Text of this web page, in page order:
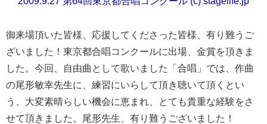
御来場頂いた皆様、応援してくださった皆様、有り難うご
ざいました！東京都合唱コンクールに出場、金賞を頂きま
した。今回、自由曲として歌いました「合唱」では、作曲
の尾形敏幸先生に、練習にいらして頂き聴いて頂くとい
う、大変素晴らしい機会に恵まれ、とても貴重な経験をさ
せて頂きました。尾形先生、有り難うございました！